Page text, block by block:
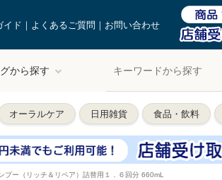
イド よくあるご質問 お問い合わせ
から探す
オーラルケア 日用雑貨 食品・飲料
プー（リッチ＆リペア）詰替用１．６回分 660mL